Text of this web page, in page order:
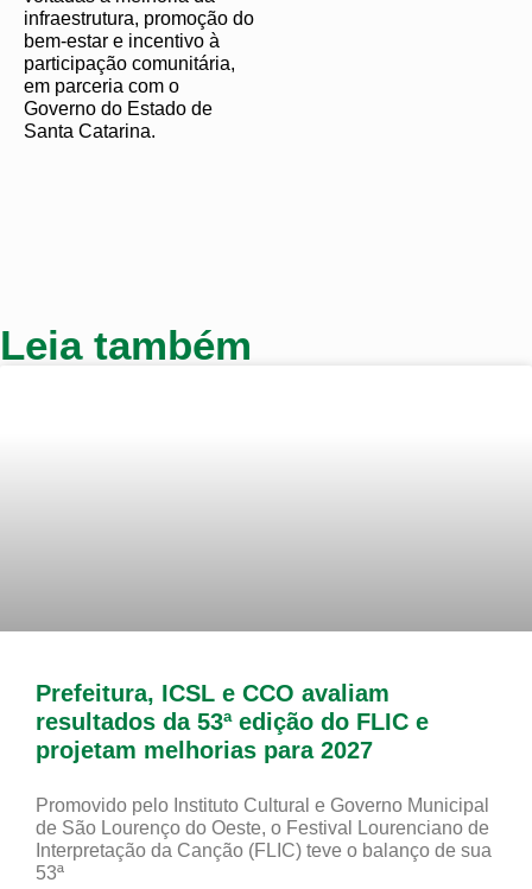
infraestrutura, promoção do
bem-estar e incentivo à
participação comunitária,
em parceria com o
Governo do Estado de
Santa Catarina.
Leia também
Prefeitura, ICSL e CCO avaliam
resultados da 53ª edição do FLIC e
projetam melhorias para 2027
Promovido pelo Instituto Cultural e Governo Municipal
de São Lourenço do Oeste, o Festival Lourenciano de
Interpretação da Canção (FLIC) teve o balanço de sua
53ª